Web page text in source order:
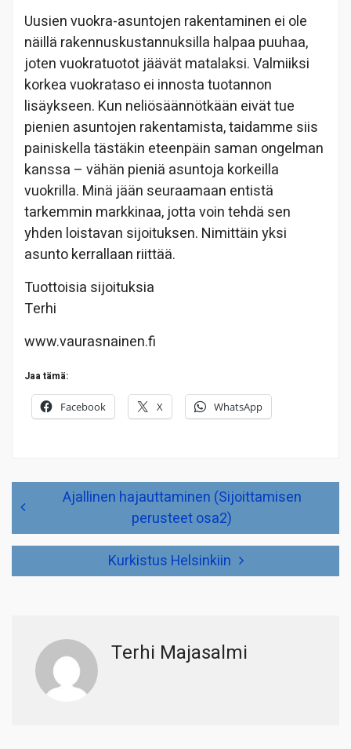
Uusien vuokra-asuntojen rakentaminen ei ole
näillä rakennuskustannuksilla halpaa puuhaa,
joten vuokratuotot jäävät matalaksi. Valmiiksi
korkea vuokrataso ei innosta tuotannon
lisäykseen. Kun neliösäännötkään eivät tue
pienien asuntojen rakentamista, taidamme siis
painiskella tästäkin eteenpäin saman ongelman
kanssa – vähän pieniä asuntoja korkeilla
vuokrilla. Minä jään seuraamaan entistä
tarkemmin markkinaa, jotta voin tehdä sen
yhden loistavan sijoituksen. Nimittäin yksi
asunto kerrallaan riittää.
Tuottoisia sijoituksia
Terhi
www.vaurasnainen.fi
Jaa tämä:
Facebook X WhatsApp
selaus
Ajallinen hajauttaminen (Sijoittamisen
perusteet osa2)
Kurkistus Helsinkiin
Terhi Majasalmi